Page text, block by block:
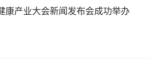
产业大会新闻发布会成功举办